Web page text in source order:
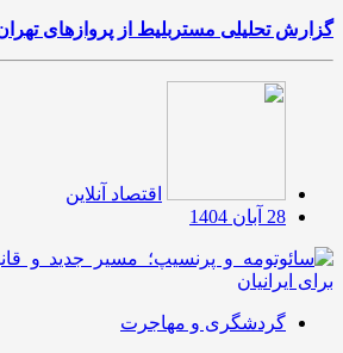
گزارش تحلیلی مستربلیط از پروازهای تهران
اقتصاد آنلاین
28 آبان 1404
گردشگری و مهاجرت